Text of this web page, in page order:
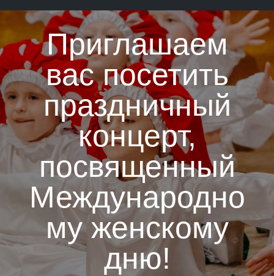
Приглашаем
вас посетить
праздничный
концерт,
посвященный
Международно
му женскому
дню!